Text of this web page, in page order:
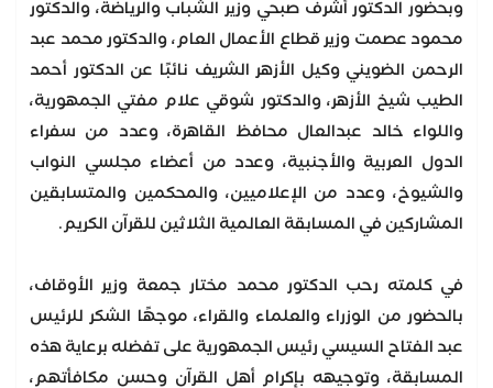
وبحضور الدكتور أشرف صبحي وزير الشباب والرياضة، والدكتور
محمود عصمت وزير قطاع الأعمال العام، والدكتور محمد عبد
الرحمن الضويني وكيل الأزهر الشريف نائبًا عن الدكتور أحمد
الطيب شيخ الأزهر، والدكتور شوقي علام مفتي الجمهورية،
واللواء خالد عبدالعال محافظ القاهرة، وعدد من سفراء
الدول العربية والأجنبية، وعدد من أعضاء مجلسي النواب
والشيوخ، وعدد من الإعلاميين، والمحكمين والمتسابقين
المشاركين في المسابقة العالمية الثلاثين للقرآن الكريم.
في كلمته رحب الدكتور محمد مختار جمعة وزير الأوقاف،
بالحضور من الوزراء والعلماء والقراء، موجهًا الشكر للرئيس
عبد الفتاح السيسي رئيس الجمهورية على تفضله برعاية هذه
المسابقة، وتوجيهه بإكرام أهل القرآن وحسن مكافأتهم،